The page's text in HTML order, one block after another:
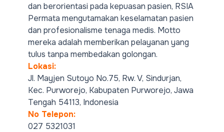
dan berorientasi pada kepuasan pasien, RSIA
Permata mengutamakan keselamatan pasien
dan profesionalisme tenaga medis. Motto
mereka adalah memberikan pelayanan yang
tulus tanpa membedakan golongan.
Lokasi:
Jl. Mayjen Sutoyo No.75, Rw. V, Sindurjan,
Kec. Purworejo, Kabupaten Purworejo, Jawa
Tengah 54113, Indonesia
No Telepon:
027 5321031